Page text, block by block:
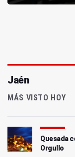
Jaén
MÁS VISTO HOY
Quesada
Orgullo